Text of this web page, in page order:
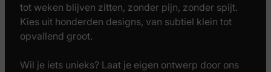
tot weken blijven zitten, zonder pijn, zonder spijt.
Kies uit honderden designs, van subtiel klein tot
opvallend groot.
Wil je iets unieks? Laat je eigen ontwerp door ons